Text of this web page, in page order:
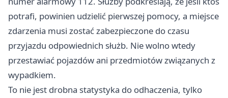
potrafi, powinien udzielić pierwszej pomocy, a miejsce
zdarzenia musi zostać zabezpieczone do czasu
przyjazdu odpowiednich służb. Nie wolno wtedy
przestawiać pojazdów ani przedmiotów związanych z
wypadkiem.
To nie jest drobna statystyka do odhaczenia, tylko